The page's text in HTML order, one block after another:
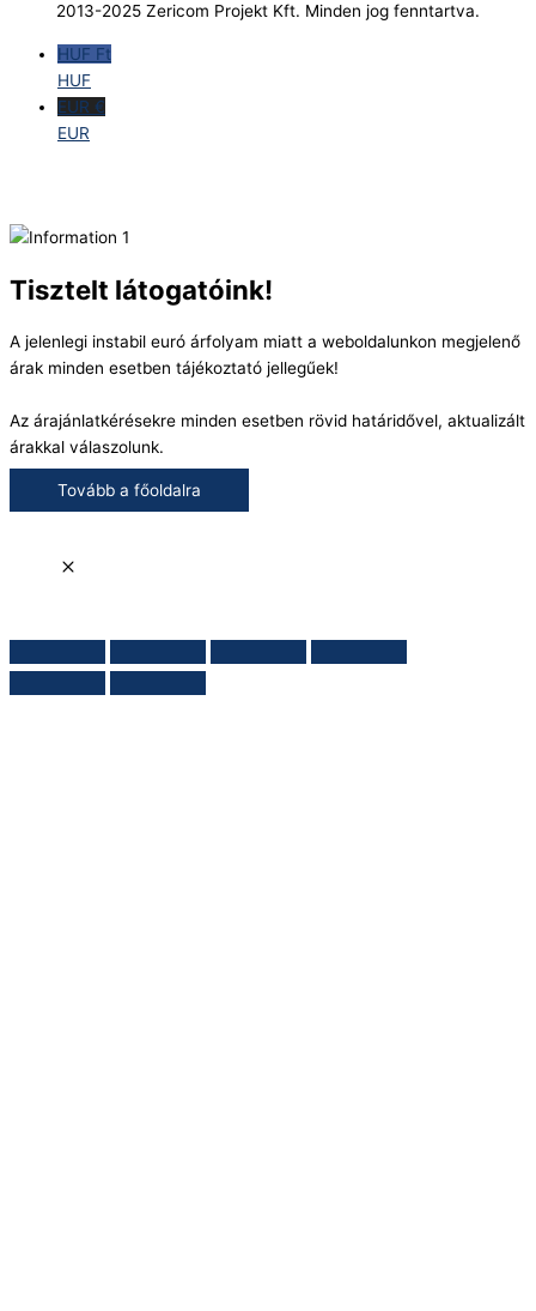
2013-2025 Zericom Projekt Kft. Minden jog fenntartva.
HUF Ft
HUF
EUR €
EUR
Tisztelt látogatóink!
A jelenlegi instabil euró árfolyam miatt a weboldalunkon megjelenő
árak minden esetben tájékoztató jellegűek!
Az árajánlatkérésekre minden esetben rövid határidővel, aktualizált
árakkal válaszolunk.
Tovább a főoldalra